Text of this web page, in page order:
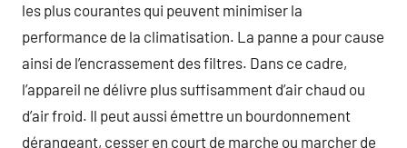
les plus courantes qui peuvent minimiser la
performance de la climatisation. La panne a pour cause
ainsi de l’encrassement des filtres. Dans ce cadre,
l’appareil ne délivre plus suffisamment d’air chaud ou
d’air froid. Il peut aussi émettre un bourdonnement
dérangeant, cesser en court de marche ou marcher de